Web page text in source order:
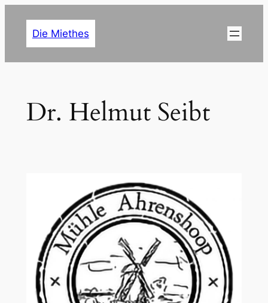
Die Miethes
Dr. Helmut Seibt